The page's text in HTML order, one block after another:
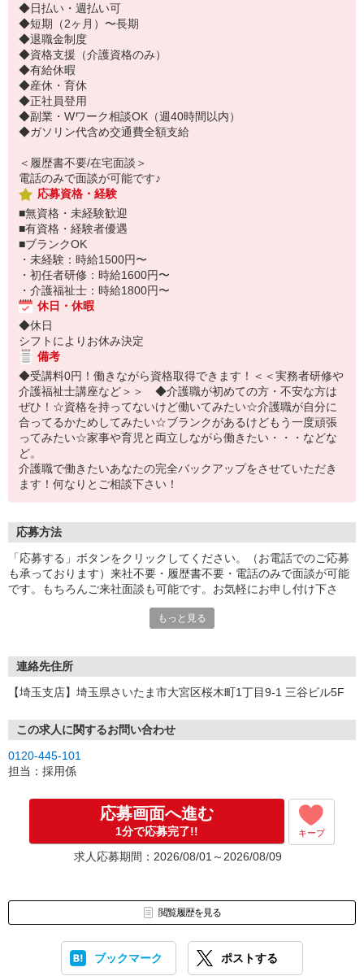
◆日払い・週払い可
◆短期（2ヶ月）〜長期
◆退職金制度
◆資格支援（介護資格のみ）
◆有給休暇
◆産休・育休
◆正社員登用
◆副業・Wワーク相談OK（週40時間以内）
◆ガソリン代含め交通費全額支給
＜履歴書不要/在宅面談＞
電話のみで面談が可能です♪
応募資格・経験
■無資格・未経験歓迎
■有資格・経験者優遇
■ブランクOK
・未経験：時給1500円〜
・初任者研修：時給1600円〜
・介護福祉士：時給1800円〜
休日・休暇
◆休日
シフトによりお休み決定
備考
◆受講料0円！働きながら資格取得できます！＜＜実務者研修や
介護福祉士講座など＞＞ ◆介護職が初めての方・不安な方は
ぜひ！☆資格を持ってないけど働いてみたい☆介護職が自分に
合ってるかためしてみたい☆ブランクがあるけどもう一度頑張
ってみたい☆家事や育児と両立しながら働きたい・・・などな
ど。
介護職で働きたいあなたの完全バックアップをさせていただき
ます！何なりとご相談下さい！
応募方法
「応募する」ボタンをクリックしてください。（お電話でのご応募
も承っております）来社不要・履歴書不要・電話のみで面談が可能
です。もちろんご来社面談も可能です。お気軽にお申し付け下さ
もっと見る
連絡先住所
【埼玉支店】埼玉県さいたま市大宮区桜木町1丁目9-1 三谷ビル5F
この求人に関するお問い合わせ
0120-445-101
担当：採用係
応募画面へ進む
1分で応募完了!! キープ
求人応募期間：2026/08/01～2026/08/09
閲覧履歴を見る
ブックマーク ポストする